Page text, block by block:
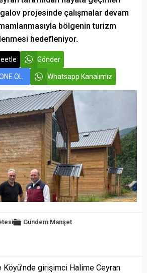
projesinde çalışmalar devam
bölgenin turizm
hedefleniyor.
Gönder
OL Whatsapp Kanalımız
Gündem Manşet
Köyü’nde girişimci Halime Ceyran